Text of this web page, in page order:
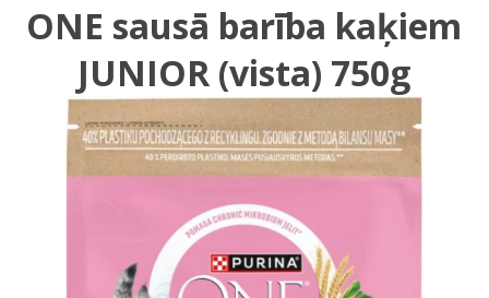
ONE sausā barība kaķiem
JUNIOR (vista) 750g